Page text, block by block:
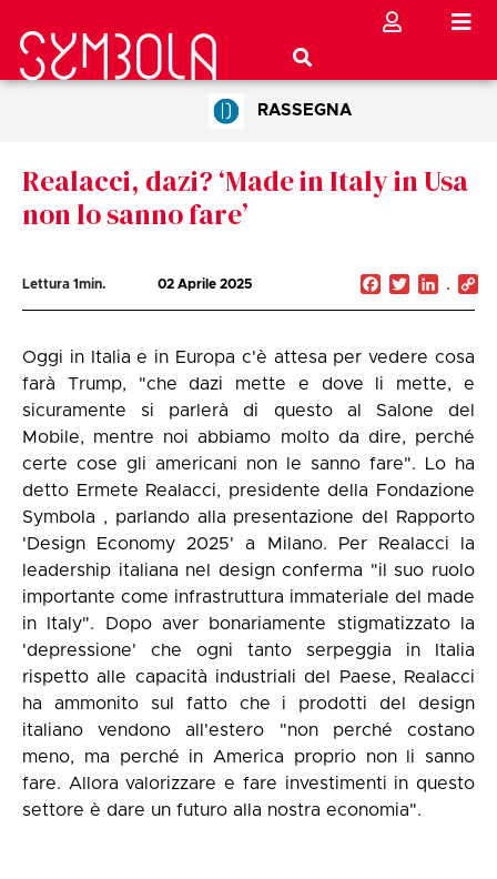
RASSEGNA
Realacci, dazi? ‘Made in Italy in Usa
non lo sanno fare’
Lettura 1min. 02 Aprile 2025 Facebook
Twitter
Oggi in Italia e in Europa c'è attesa per vedere cosa
farà Trump, "che dazi mette e dove li mette, e
sicuramente si parlerà di questo al Salone del
Mobile, mentre noi abbiamo molto da dire, perché
certe cose gli americani non le sanno fare". Lo ha
detto Ermete Realacci, presidente della Fondazione
Symbola , parlando alla presentazione del Rapporto
'Design Economy 2025' a Milano. Per Realacci la
leadership italiana nel design conferma "il suo ruolo
importante come infrastruttura immateriale del made
in Italy". Dopo aver bonariamente stigmatizzato la
'depressione' che ogni tanto serpeggia in Italia
rispetto alle capacità industriali del Paese, Realacci
ha ammonito sul fatto che i prodotti del design
italiano vendono all'estero "non perché costano
meno, ma perché in America proprio non li sanno
fare. Allora valorizzare e fare investimenti in questo
settore è dare un futuro alla nostra economia".